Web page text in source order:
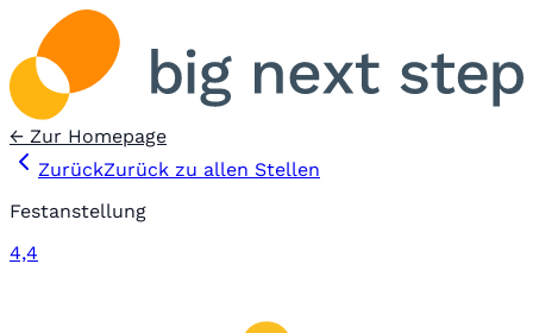
← Zur Homepage
ZurückZurück zu allen Stellen
Festanstellung
4,4